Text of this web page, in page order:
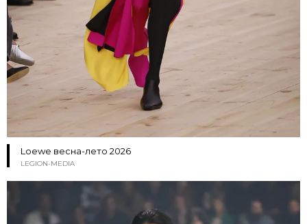
Loewe весна-лето 2026
LEGION-MEDIA